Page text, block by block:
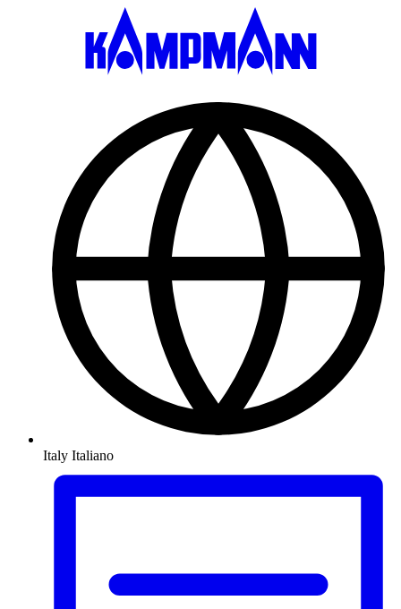
Italy Italiano